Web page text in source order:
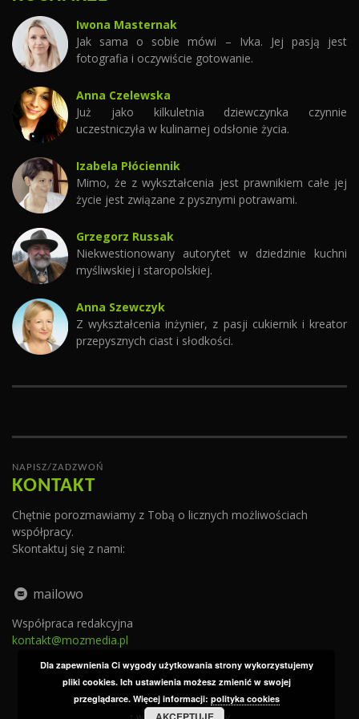
Iwona Masternak
Jak sama o sobie mówi – Ivka. Jej pasją jest
fotografia i oczywiście gotowanie.
Anna Czelewska
Już jako kilkuletnia dziewczynka czynnie
uczestniczyła w kulinarnej odsłonie życia.
Izabela Płóciennik
Mimo, że z wykształcenia jest prawnikiem całe jej
życie jest związane z pysznymi potrawami.
Grzegorz Russak
Niekwestionowany autorytet w dziedzinie kuchni
myśliwskiej i staropolskiej.
Anna Szewczyk
Z wykształcenia inżynier, z pasji cukiernik i kreator
przepysznych ciast i słodkości.
NAPISZ/ZADZWOŃ
KONTAKT
Chętnie porozmawiamy z Tobą o licznych możliwościach
współpracy.
Skontaktuj się z nami:
mailowo
Współpraca redakcyjna
kontakt@mozmedia.pl
Dla zapewnienia Ci wygody użytkowania strony wykorzystujemy
pliki cookies. Ich ustawienia możesz zmienić w swojej
przeglądarce. Więcej informacji: polityka cookies